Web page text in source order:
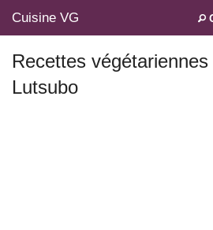
Cuisine VG
Recettes
Lutsubo